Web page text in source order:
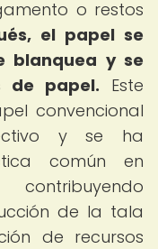
o restos
el papel se
blanquea y se
de papel. Este
convencional
y se ha
común en
de la tala
de recursos